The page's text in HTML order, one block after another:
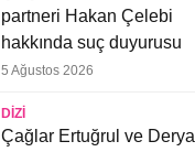
partneri Hakan Çelebi
hakkında suç duyurusu
5 Ağustos 2026
DIZI
Çağlar Ertuğrul ve Derya